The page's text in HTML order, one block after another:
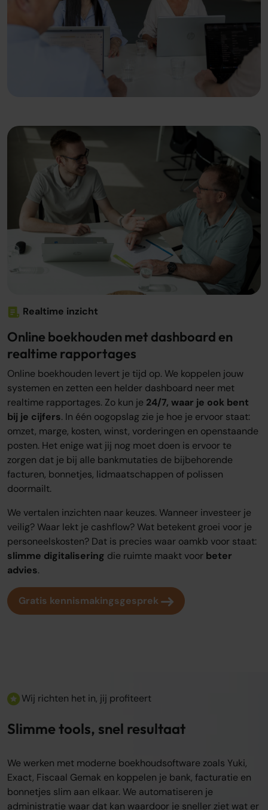
Realtime inzicht
Online boekhouden met dashboard en
realtime rapportages
Online boekhouden levert je tijd op. We koppelen jouw
systemen en zetten een helder dashboard neer met
realtime rapportages. Zo kun je 24/7, waar je ook bent
bij je cijfers. In één oogopslag zie je hoe je ervoor staat:
omzet, marge, kosten, winst, vorderingen en openstaande
posten. Het enige wat jij nog moet doen is ervoor te
zorgen dat je bij alle bankmutaties de bijbehorende
facturen, bonnetjes, lidmaatschappen of polissen
doormailt.
We vertalen inzichten naar keuzes. Wanneer investeer je
veilig? Waar lekt je cashflow? Wat betekent groei voor je
personeelskosten? Dat is precies waar oamkb voor staat:
slimme digitalisering die ruimte maakt voor beter
advies.
Gratis kennismakingsgesprek
Wij richten het in, jij profiteert
Slimme tools, snel resultaat
We werken met moderne boekhoudsoftware zoals Yuki,
Exact, Fiscaal Gemak en koppelen je bank, facturatie en
bonnetjes slim aan elkaar. We automatiseren je
administratie waar dat kan waardoor je sneller ziet wat er